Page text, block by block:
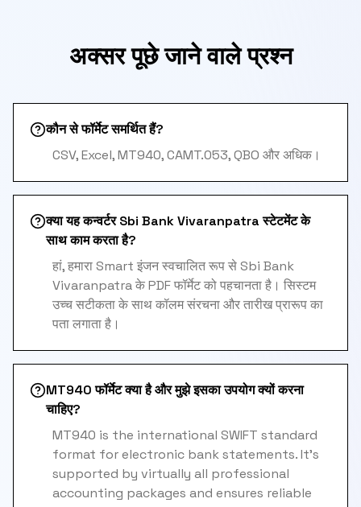
अक्सर पूछे जाने वाले प्रश्न
कौन से फॉर्मेट समर्थित हैं?
CSV, Excel, MT940, CAMT.053, QBO और अधिक।
क्या यह कन्वर्टर Sbi Bank Vivaranpatra स्टेटमेंट के
साथ काम करता है?
हां, हमारा Smart इंजन स्वचालित रूप से Sbi Bank
Vivaranpatra के PDF फॉर्मेट को पहचानता है। सिस्टम
उच्च सटीकता के साथ कॉलम संरचना और तारीख प्रारूप का
पता लगाता है।
MT940 फॉर्मेट क्या है और मुझे इसका उपयोग क्यों करना
चाहिए?
MT940 is the international SWIFT standard
format for electronic bank statements. It's
supported by virtually all professional
accounting packages and ensures reliable